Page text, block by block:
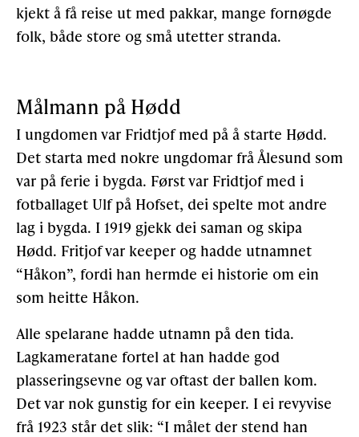
kjekt å få reise ut med pakkar, mange fornøgde
folk, både store og små utetter stranda.
Målmann på Hødd
I ungdomen var Fridtjof med på å starte Hødd.
Det starta med nokre ungdomar frå Ålesund som
var på ferie i bygda. Først var Fridtjof med i
fotballaget Ulf på Hofset, dei spelte mot andre
lag i bygda. I 1919 gjekk dei saman og skipa
Hødd. Fritjof var keeper og hadde utnamnet
“Håkon”, fordi han hermde ei historie om ein
som heitte Håkon.
Alle spelarane hadde utnamn på den tida.
Lagkameratane fortel at han hadde god
plasseringsevne og var oftast der ballen kom.
Det var nok gunstig for ein keeper. I ei revyvise
frå 1923 står det slik: “I målet der stend han